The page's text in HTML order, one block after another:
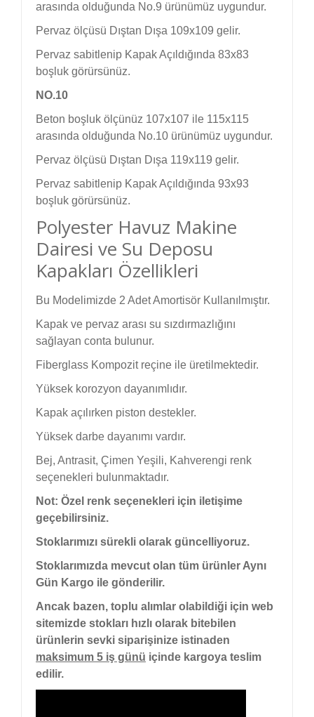
arasında olduğunda No.9 ürünümüz uygundur.
Pervaz ölçüsü Dıştan Dışa 109x109 gelir.
Pervaz sabitlenip Kapak Açıldığında 83x83
boşluk görürsünüz.
NO.10
Beton boşluk ölçünüz 107x107 ile 115x115
arasında olduğunda No.10 ürünümüz uygundur.
Pervaz ölçüsü Dıştan Dışa 119x119 gelir.
Pervaz sabitlenip Kapak Açıldığında 93x93
boşluk görürsünüz.
Polyester Havuz Makine
Dairesi ve Su Deposu
Kapakları Özellikleri
Bu Modelimizde 2 Adet Amortisör Kullanılmıştır.
Kapak ve pervaz arası su sızdırmazlığını
sağlayan conta bulunur.
Fiberglass Kompozit reçine ile üretilmektedir.
Yüksek korozyon dayanımlıdır.
Kapak açılırken piston destekler.
Yüksek darbe dayanımı vardır.
Bej, Antrasit, Çimen Yeşili, Kahverengi renk
seçenekleri bulunmaktadır.
Not: Özel renk seçenekleri için iletişime
geçebilirsiniz.
Stoklarımızı sürekli olarak güncelliyoruz.
Stoklarımızda mevcut olan tüm ürünler Aynı
Gün Kargo ile gönderilir.
Ancak bazen, toplu alımlar olabildiği için web
sitemizde stokları hızlı olarak bitebilen
ürünlerin sevki siparişinize istinaden
maksimum 5 iş günü içinde kargoya teslim
edilir.